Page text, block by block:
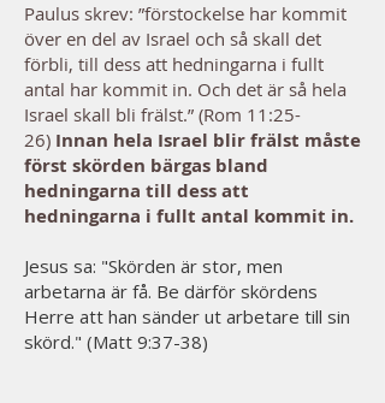
Paulus skrev: ”förstockelse har kommit
över en del av Israel och så skall det
förbli, till dess att hedningarna i fullt
antal har kommit in. Och det är så hela
Israel skall bli frälst.” (Rom 11:25-
26) Innan hela Israel blir frälst måste
först skörden bärgas bland
hedningarna till dess att
hedningarna i fullt antal kommit in.
Jesus sa: "Skörden är stor, men
arbetarna är få. Be därför skördens
Herre att han sänder ut arbetare till sin
skörd." (Matt 9:37-38)